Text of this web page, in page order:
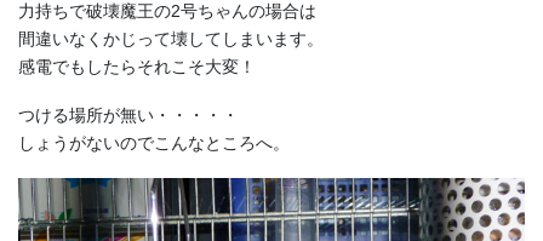
力持ちで破壊魔王の2号ちゃんの場合は
間違いなくかじって壊してしまいます。
感電でもしたらそれこそ大変！
つける場所が無い・・・・・
しょうがないのでこんなところへ。